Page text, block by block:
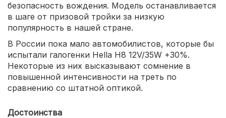
безопасность вождения. Модель останавливается
в шаге от призовой тройки за низкую
популярность в нашей стране.
В России пока мало автомобилистов, которые бы
испытали галогенки Hella H8 12V/35W +30%.
Некоторые из них высказывают сомнение в
повышенной интенсивности на треть по
сравнению со штатной оптикой.
Достоинства